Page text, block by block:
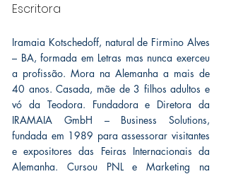
Escritora
Iramaia Kotschedoff, natural de Firmino Alves
– BA, formada em Letras mas nunca exerceu
a profissão. Mora na Alemanha a mais de
40 anos. Casada, mãe de 3 filhos adultos e
vó da Teodora. Fundadora e Diretora da
IRAMAIA GmbH – Business Solutions,
fundada em 1989 para assessorar visitantes
e expositores das Feiras Internacionais da
Alemanha. Cursou PNL e Marketing na